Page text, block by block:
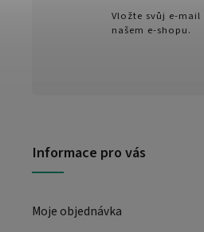
Informace pro vás
Moje objednávka
Vložte svůj e-
našem e-shopu.